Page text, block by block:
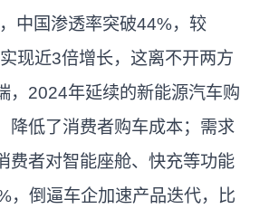
中国渗透率突破44%，较
现近3倍增长，这离不开两方
，2024年延续的新能源汽车购
降低了消费者购车成本；需求
费者对智能座舱、快充等功能
，倒逼车企加速产品迭代，比